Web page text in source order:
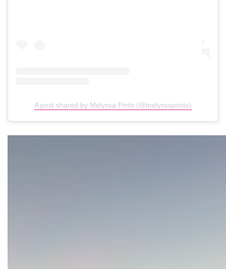
A post shared by Melyssa Pinto (@melyssapiinto)